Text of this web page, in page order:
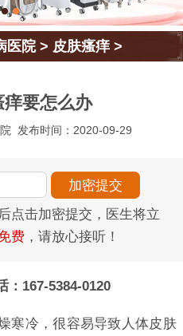
医院> 皮肤瘙痒>
要怎么办
发布时间：2020-09-29
点击加密提交，医生将立
费 ，请放心接听！
：167-5384-0120
寒冷，很容易导致人体皮肤